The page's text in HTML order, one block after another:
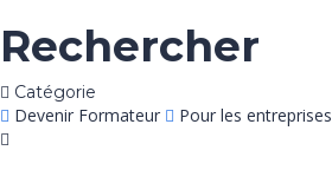
Rechercher
Catégorie
Devenir Formateur Pour les entreprises